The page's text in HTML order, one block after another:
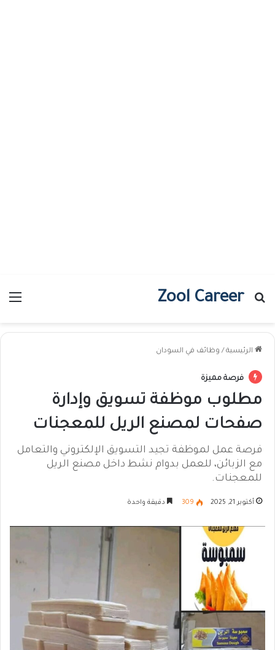
Zool Career
بحث عن
الرئيسية / وظائف في السودان
فرصة مميزة
مطلوب موظفة تسويق وإدارة
صفحات لمصنع الريل للمعجنات
فرصة عمل لموظفة تجيد التسويق الإلكتروني والتعامل
مع الزبائن، للعمل بدوام نشط داخل مصنع الريل
للمعجنات.
أكتوبر 21, 2025 309 دقيقة واحدة